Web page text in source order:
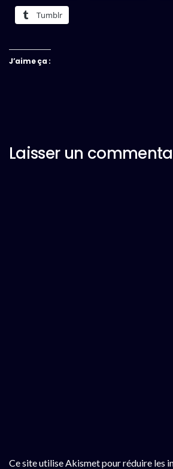
Tumblr
J’aime ça :
Laisser un
Ce site utilise Akismet pour réduire les